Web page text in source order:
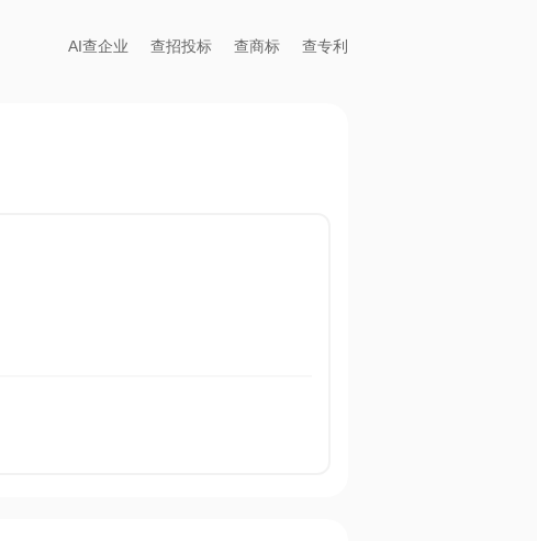
AI查企业 查招投标 查商标 查专利